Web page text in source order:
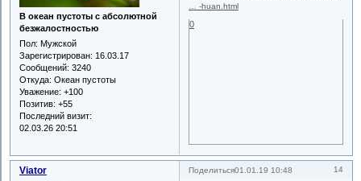
В океан пустоты с абсолютной
безжалостностью
Пол: Мужской
Зарегистрирован: 16.03.17
Сообщений: 3240
Откуда: Океан пустоты
Уважение: +100
Позитив: +55
Последний визит:
02.03.26 20:51
… -huan.html
0
Поделиться 14
01.01.19 10:48
Viator